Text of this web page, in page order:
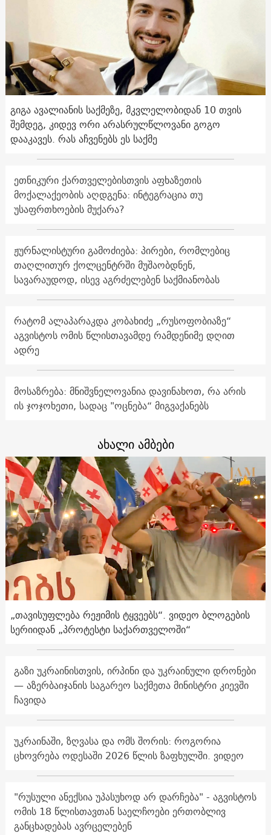
გიგა ავალიანის საქმეზე, მკვლელობიდან 10 თვის
შემდეგ, კიდევ ორი არასრულწლოვანი გოგო
დააკავეს. რას აჩვენებს ეს საქმე
ეთნიკური ქართველებისთვის აფხაზეთის
მოქალაქეობის აღდგენა: ინტეგრაცია თუ
უსაფრთხოების მუქარა?
ჟურნალისტური გამოძიება: პირები, რომლებიც
თაღლითურ ქოლცენტრში მუშაობდნენ,
სავარაუდოდ, ისევ აგრძელებენ საქმიანობას
რატომ ალაპარაკდა კობახიძე „რუსოფობიაზე“
აგვისტოს ომის წლისთავამდე რამდენიმე დღით
ადრე
მოსაზრება: მნიშვნელოვანია დავინახოთ, რა არის
ის ჯოჯოხეთი, სადაც "ოცნება“ მიგვაქანებს
ახალი ამბები
„თავისუფლება რეჟიმის ტყვეებს“. ვიდეო ბლოგების
სერიიდან „პროტესტი საქართველოში“
გაზი უკრაინისთვის, ირპინი და უკრაინული დრონები
— აზერბაიჯანის საგარეო საქმეთა მინისტრი კიევში
ჩავიდა
უკრაინაში, ზღვასა და ომს შორის: როგორია
ცხოვრება ოდესაში 2026 წლის ზაფხულში. ვიდეო
"რუსული ანექსია უპასუხოდ არ დარჩება" - აგვისტოს
ომის 18 წლისთავთან საელჩოები ერთობლივ
განცხადებას ავრცელებენ